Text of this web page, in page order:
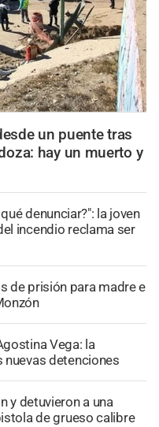
un puente tras
hay un muerto y
denunciar?": la joven
incendio reclama ser
de prisión para madre e
Vega: la
nuevas detenciones
y detuvieron a una
de grueso calibre